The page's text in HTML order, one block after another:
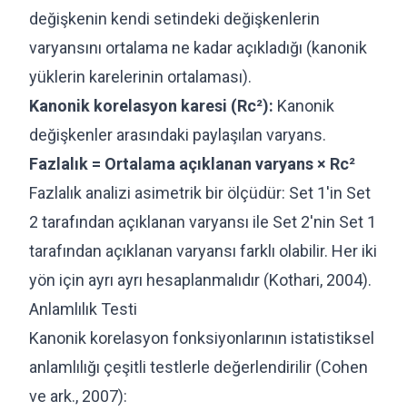
değişkenin kendi setindeki değişkenlerin
varyansını ortalama ne kadar açıkladığı (kanonik
yüklerin karelerinin ortalaması).
Kanonik korelasyon karesi (Rc²): Kanonik
değişkenler arasındaki paylaşılan varyans.
Fazlalık = Ortalama açıklanan varyans × Rc²
Fazlalık analizi asimetrik bir ölçüdür: Set 1'in Set
2 tarafından açıklanan varyansı ile Set 2'nin Set 1
tarafından açıklanan varyansı farklı olabilir. Her iki
yön için ayrı ayrı hesaplanmalıdır (Kothari, 2004).
Anlamlılık Testi
Kanonik korelasyon fonksiyonlarının istatistiksel
anlamlılığı çeşitli testlerle değerlendirilir (Cohen
ve ark., 2007):